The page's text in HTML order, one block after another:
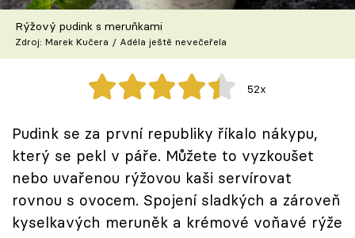
Škola vaření
Recepty z TV
Speciál: Cuketa
Těhotnej kuchař
Sledujte prima+
Přihlášení
Rýžový pudink s meruňkami
Zdroj: Marek Kučera / Adéla ještě nevečeřela
52x
Pudink se za první republiky říkalo nákypu,
který se pekl v páře. Můžete to vyzkoušet
nebo uvařenou rýžovou kaši servírovat
rovnou s ovocem. Spojení sladkých a zároveň
kyselkavých meruněk a krémové voňavé rýže